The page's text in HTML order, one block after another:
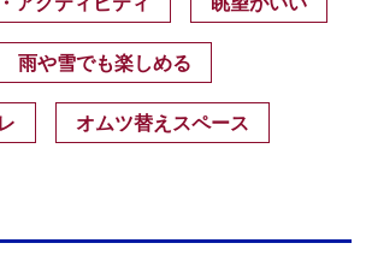
雨や雪でも楽しめる
オムツ替えスペース